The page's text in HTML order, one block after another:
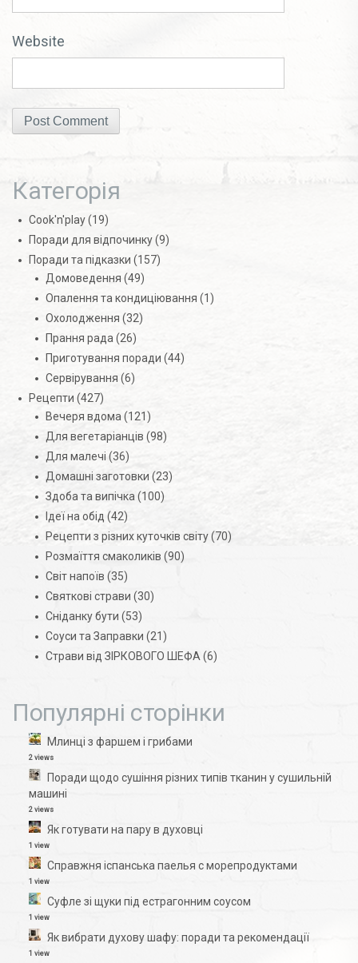
Website
Категорія
Cook'n'play(19)
Поради для відпочинку(9)
Поради та підказки (157)
Домоведення (49)
Опалення та кондиціювання (1)
Охолодження (32)
Прання рада(26)
Приготування поради (44)
Сервірування (6)
Рецепти (427)
Вечеря вдома(121)
Для вегетаріанців (98)
Для малечі (36)
Домашні заготовки (23)
Здоба та випічка(100)
Ідеї на обід (42)
Рецепти з різних куточків світу(70)
Розмаїття смаколиків (90)
Світ напоїв (35)
Святкові страви (30)
Сніданку бути (53)
Соуси та Заправки (21)
Страви від ЗІРКОВОГО ШЕФА(6)
Популярні сторінки
Млинці з фаршем і грибами
2 views
Поради щодо сушіння різних типів тканин у сушильній
машині
2 views
Як готувати на пару в духовці
1 view
Справжня іспанська паелья с морепродуктами
1 view
Суфле зі щуки під естрагонним соусом
1 view
Як вибрати духову шафу: поради та рекомендації
1 view